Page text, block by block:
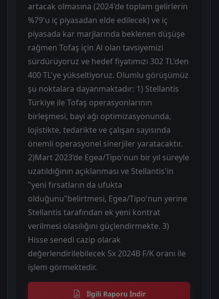
artacak olmasına (2024'de toplam gelirlerin
%79'u iç piyasadan elde edilecek) ve iç
piyasada kar marjlarında beklenen düşüşe
rağmen Tofaş için Al olan tavsiyemizi
sürdürüyoruz ve hedef fiyatımızı 302 TL'den
400 TL'ye yükseltiyoruz. Olumlu görüşümüz
şu noktalara dayanmaktadır: 1) Stellantis
Türkiye ile Tofaş operasyonlarının
birleşmesi, bayi ağı optimizasyonunda,
lojistikte, tedarikte ve çalışan sayısında
önemli operasyonel sinerjiler yaratacaktır.
2)Mart 2023’de Egea/Tipo'nun bir yıl süreyle
uzatıldığının açıklanması ve Stellantis'in
"yeni fırsatların da ufukta
olduğunu"belirtmesi, Egea/Tipo'nun yerine
Stellantis tarafından ek yeni kontrat
verilmesi olasılığını güçlendirmekte. 3)
Hisse senedi cazip olarak
değerlendirilebilecek 5x 2024B F/K oranı ile
işlem görmektedir.
İlgili Raporu İndir